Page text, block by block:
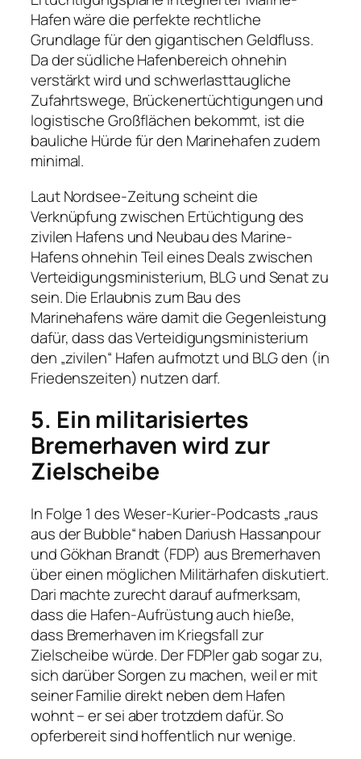
Hafen wäre die perfekte rechtliche
Grundlage für den gigantischen Geldfluss.
Da der südliche Hafenbereich ohnehin
verstärkt wird und schwerlasttaugliche
Zufahrtswege, Brückenertüchtigungen und
logistische Großflächen bekommt, ist die
bauliche Hürde für den Marinehafen zudem
minimal.
Laut Nordsee-Zeitung scheint die
Verknüpfung zwischen Ertüchtigung des
zivilen Hafens und Neubau des Marine-
Hafens ohnehin Teil eines Deals zwischen
Verteidigungsministerium, BLG und Senat zu
sein. Die Erlaubnis zum Bau des
Marinehafens wäre damit die Gegenleistung
dafür, dass das Verteidigungsministerium
den „zivilen“ Hafen aufmotzt und BLG den (in
Friedenszeiten) nutzen darf.
5. Ein militarisiertes
Bremerhaven wird zur
Zielscheibe
In Folge 1 des Weser-Kurier-Podcasts „raus
aus der Bubble“ haben Dariush Hassanpour
und Gökhan Brandt (FDP) aus Bremerhaven
über einen möglichen Militärhafen diskutiert.
Dari machte zurecht darauf aufmerksam,
dass die Hafen-Aufrüstung auch hieße,
dass Bremerhaven im Kriegsfall zur
Zielscheibe würde. Der FDPler gab sogar zu,
sich darüber Sorgen zu machen, weil er mit
seiner Familie direkt neben dem Hafen
wohnt – er sei aber trotzdem dafür. So
opferbereit sind hoffentlich nur wenige.